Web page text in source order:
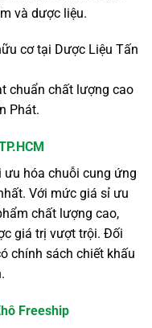
và dược liệu.
chuẩn chất lượng cao
Phát.
hóa chuỗi cung ứng
Với mức giá sỉ ưu
chất lượng cao,
giá trị vượt trội. Đối
chính sách chiết khấu
Freeship